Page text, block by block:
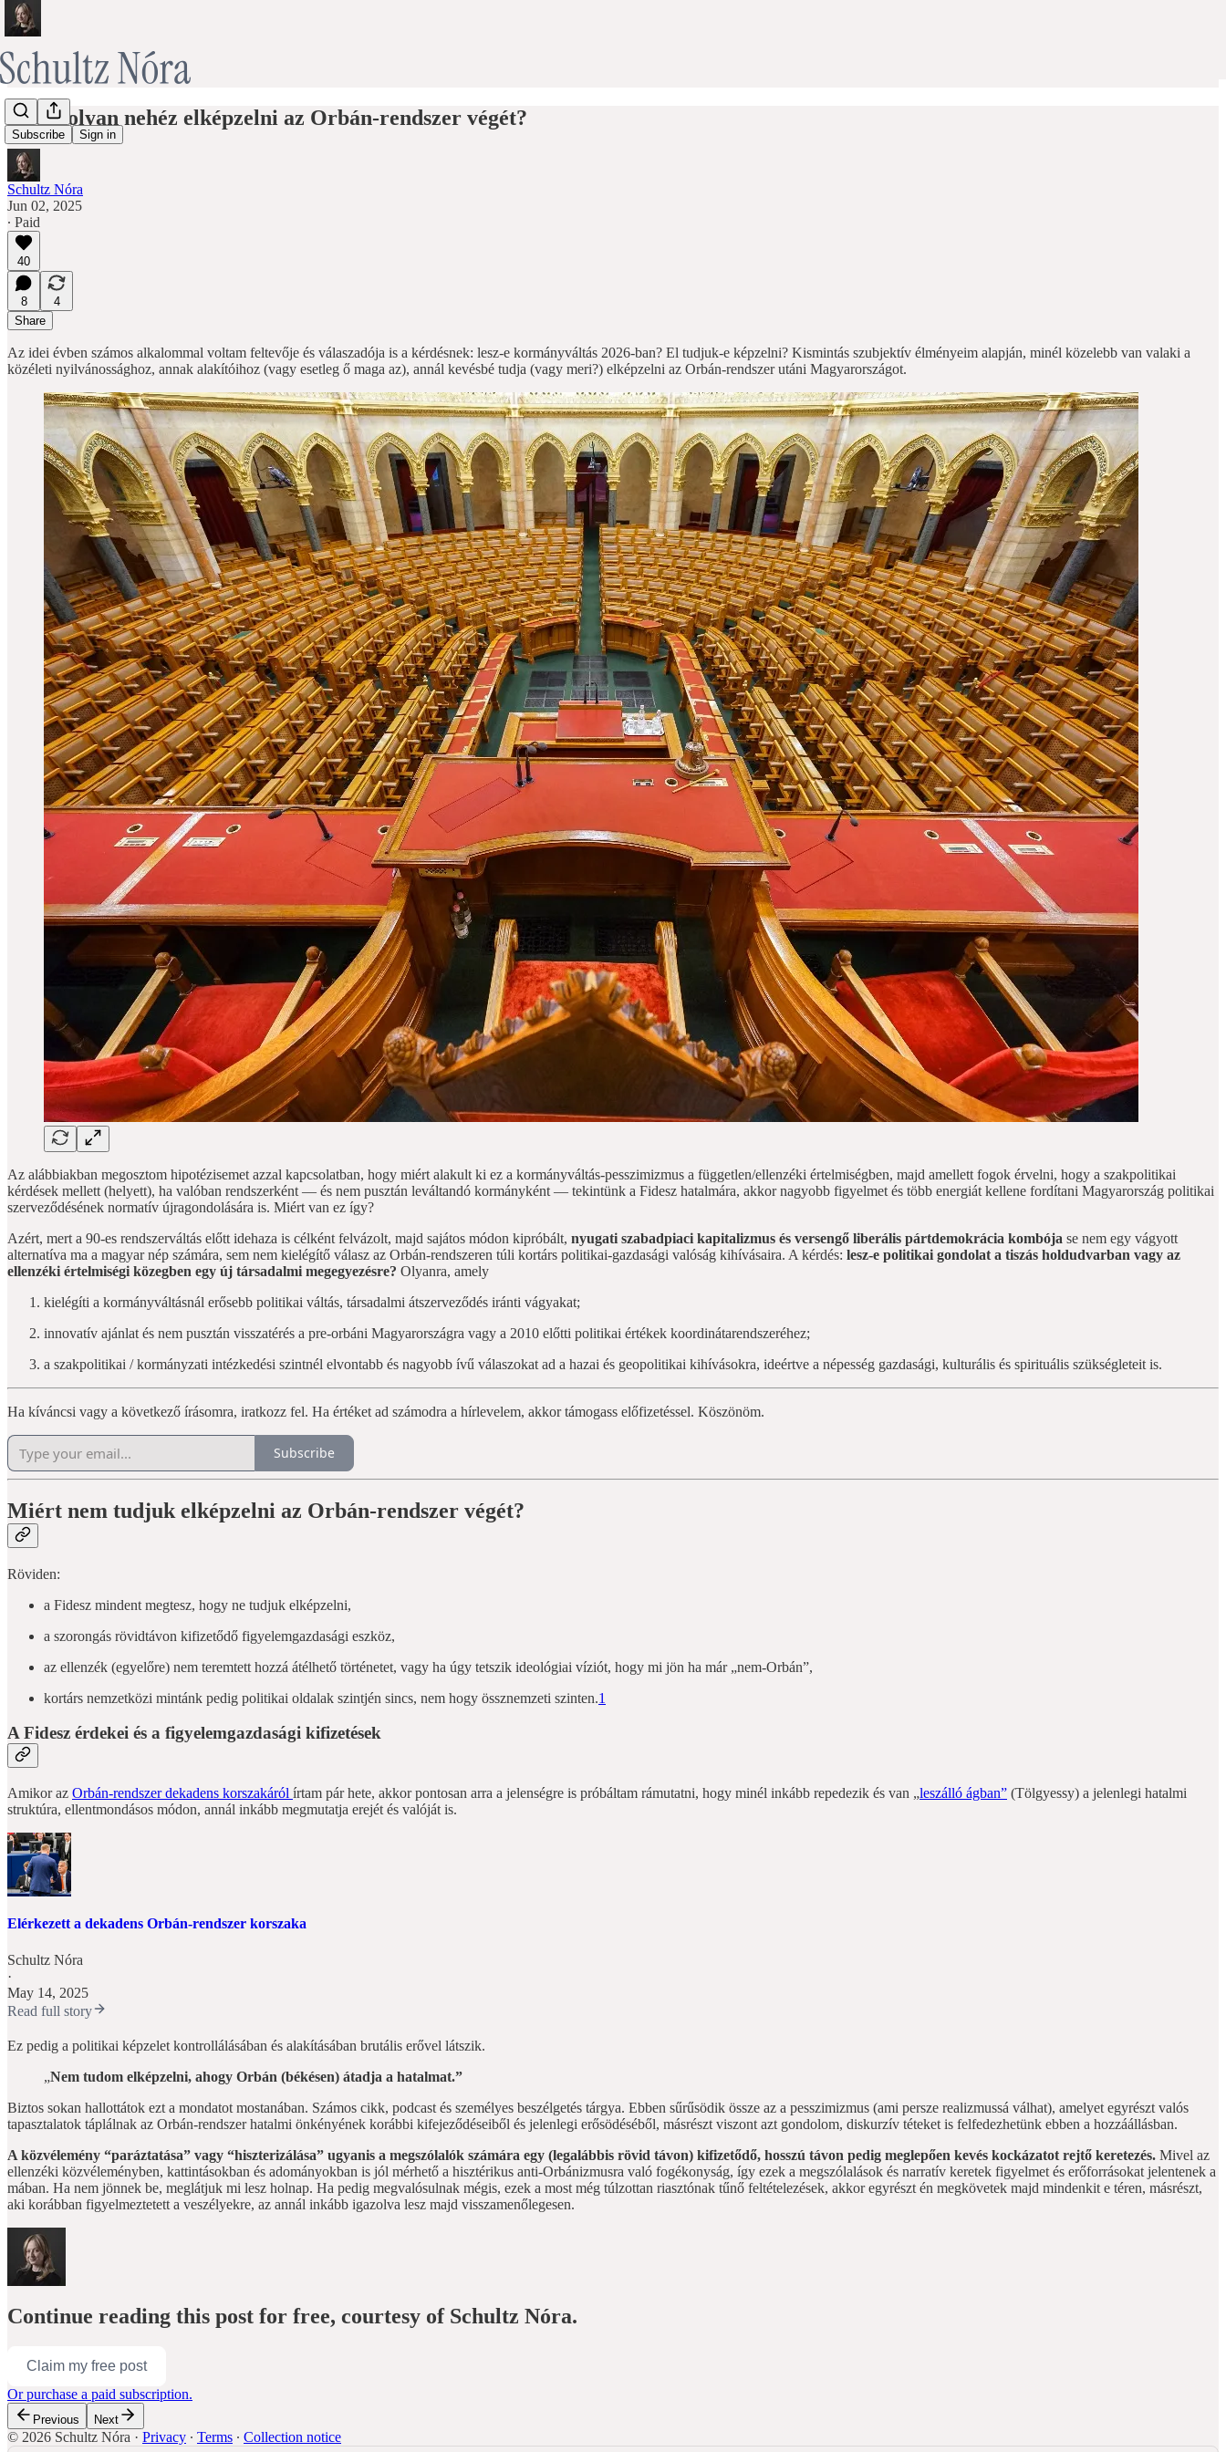
Subscribe Sign in
Miért olyan nehéz elképzelni az Orbán-rendszer végét?
Schultz Nóra
Jun 02, 2025
∙ Paid
40
8
4
Share
Az idei évben számos alkalommal voltam feltevője és válaszadója is a kérdésnek: lesz-e kormányváltás 2026-ban? El tudjuk-e képzelni? Kismintás szubjektív élményeim alapján, minél közelebb van valaki a
közéleti nyilvánossághoz, annak alakítóihoz (vagy esetleg ő maga az), annál kevésbé tudja (vagy meri?) elképzelni az Orbán-rendszer utáni Magyarországot.
Az alábbiakban megosztom hipotézisemet azzal kapcsolatban, hogy miért alakult ki ez a kormányváltás-pesszimizmus a független/ellenzéki értelmiségben, majd amellett fogok érvelni, hogy a szakpolitikai
kérdések mellett (helyett), ha valóban rendszerként — és nem pusztán leváltandó kormányként — tekintünk a Fidesz hatalmára, akkor nagyobb figyelmet és több energiát kellene fordítani Magyarország politikai
szerveződésének normatív újragondolására is. Miért van ez így?
Azért, mert a 90-es rendszerváltás előtt idehaza is célként felvázolt, majd sajátos módon kipróbált, nyugati szabadpiaci kapitalizmus és versengő liberális pártdemokrácia kombója se nem egy vágyott
alternatíva ma a magyar nép számára, sem nem kielégítő válasz az Orbán-rendszeren túli kortárs politikai-gazdasági valóság kihívásaira. A kérdés: lesz-e politikai gondolat a tiszás holdudvarban vagy az
ellenzéki értelmiségi közegben egy új társadalmi megegyezésre? Olyanra, amely
kielégíti a kormányváltásnál erősebb politikai váltás, társadalmi átszerveződés iránti vágyakat;
innovatív ajánlat és nem pusztán visszatérés a pre-orbáni Magyarországra vagy a 2010 előtti politikai értékek koordinátarendszeréhez;
a szakpolitikai / kormányzati intézkedési szintnél elvontabb és nagyobb ívű válaszokat ad a hazai és geopolitikai kihívásokra, ideértve a népesség gazdasági, kulturális és spirituális szükségleteit is.
Ha kíváncsi vagy a következő írásomra, iratkozz fel. Ha értéket ad számodra a hírlevelem, akkor támogass előfizetéssel. Köszönöm.
Subscribe
Miért nem tudjuk elképzelni az Orbán-rendszer végét?
Röviden:
a Fidesz mindent megtesz, hogy ne tudjuk elképzelni,
a szorongás rövidtávon kifizetődő figyelemgazdasági eszköz,
az ellenzék (egyelőre) nem teremtett hozzá átélhető történetet, vagy ha úgy tetszik ideológiai víziót, hogy mi jön ha már „nem-Orbán”,
kortárs nemzetközi mintánk pedig politikai oldalak szintjén sincs, nem hogy össznemzeti szinten.1
A Fidesz érdekei és a figyelemgazdasági kifizetések
Amikor az Orbán-rendszer dekadens korszakáról írtam pár hete, akkor pontosan arra a jelenségre is próbáltam rámutatni, hogy minél inkább repedezik és van „leszálló ágban” (Tölgyessy) a jelenlegi hatalmi
struktúra, ellentmondásos módon, annál inkább megmutatja erejét és valóját is.
Elérkezett a dekadens Orbán-rendszer korszaka
Schultz Nóra
·
May 14, 2025
Read full story
Ez pedig a politikai képzelet kontrollálásában és alakításában brutális erővel látszik.
„Nem tudom elképzelni, ahogy Orbán (békésen) átadja a hatalmat.”
Biztos sokan hallottátok ezt a mondatot mostanában. Számos cikk, podcast és személyes beszélgetés tárgya. Ebben sűrűsödik össze az a pesszimizmus (ami persze realizmussá válhat), amelyet egyrészt valós
tapasztalatok táplálnak az Orbán-rendszer hatalmi önkényének korábbi kifejeződéseiből és jelenlegi erősödéséből, másrészt viszont azt gondolom, diskurzív téteket is felfedezhetünk ebben a hozzáállásban.
A közvélemény “paráztatása” vagy “hiszterizálása” ugyanis a megszólalók számára egy (legalábbis rövid távon) kifizetődő, hosszú távon pedig meglepően kevés kockázatot rejtő keretezés. Mivel az
ellenzéki közvéleményben, kattintásokban és adományokban is jól mérhető a hisztérikus anti-Orbánizmusra való fogékonyság, így ezek a megszólalások és narratív keretek figyelmet és erőforrásokat jelentenek a
mában. Ha nem jönnek be, meglátjuk mi lesz holnap. Ha pedig megvalósulnak mégis, ezek a most még túlzottan riasztónak tűnő feltételezések, akkor egyrészt én megkövetek majd mindenkit e téren, másrészt,
aki korábban figyelmeztetett a veszélyekre, az annál inkább igazolva lesz majd visszamenőlegesen.
Continue reading this post for free, courtesy of Schultz Nóra.
Claim my free post
Or purchase a paid subscription.
Previous Next
© 2026 Schultz Nóra · Privacy ∙ Terms ∙ Collection notice